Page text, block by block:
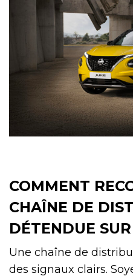
COMMENT
CHAÎNE DE
DÉTENDUE
Une chaîne de
des signaux clairs.